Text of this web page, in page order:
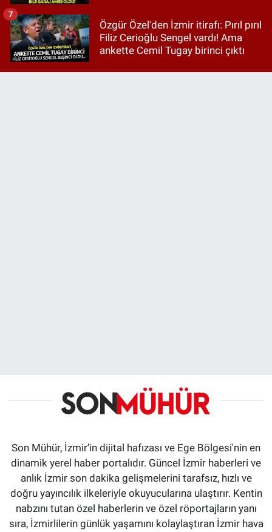
Özgür Özel'den İzmir itirafı: Pırıl pırıl
Filiz Cerioğlu Sengel vardı! Ama
ankette Cemil Tugay birinci çıktı
7
Son Mühür, İzmir’in dijital hafızası ve Ege Bölgesi'nin en
dinamik yerel haber portalıdır. Güncel İzmir haberleri ve
anlık İzmir son dakika gelişmelerini tarafsız, hızlı ve
doğru yayıncılık ilkeleriyle okuyucularına ulaştırır. Kentin
nabzını tutan özel haberlerin ve özel röportajların yanı
sıra, İzmirlilerin günlük yaşamını kolaylaştıran İzmir hava